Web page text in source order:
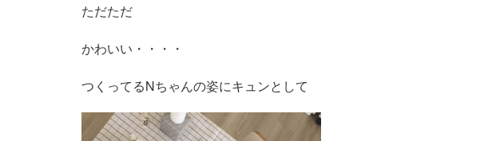
ただただ
かわいい・・・・
つくってるNちゃんの姿にキュンとして